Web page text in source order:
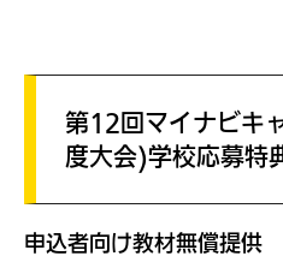
第12回マイナビキ
度大会)学校応募特
申込者向け教材無償提供